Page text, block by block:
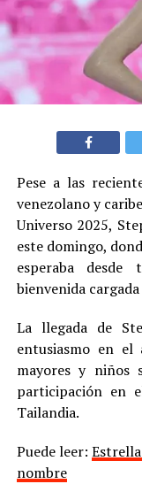
Pese a las
venezolano y
Universo 2025,
este domingo,
esperaba
bienvenida
La llegada de
entusiasmo en el
mayores y niños
participación en
Tailandia.
Puede leer: Estrella
nombre